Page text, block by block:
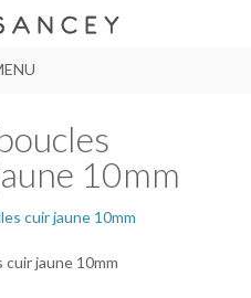
10mm
cuir jaune 10mm